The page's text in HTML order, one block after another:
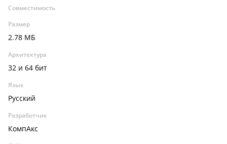
Совместимость
Размер
2.78 МБ
Архитектура
32 и 64 бит
Язык
Русский
Разработчик
КомпАкс